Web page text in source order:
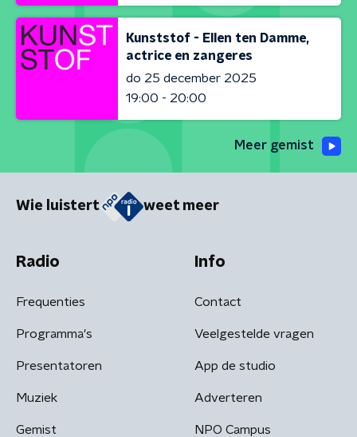
Kunststof - Ellen ten Damme,
actrice en zangeres
do 25 december 2025
19:00 - 20:00
Meer gemist
Wie luistert weet meer
Radio
Frequenties
Programma's
Presentatoren
Muziek
Gemist
Info
Contact
Veelgestelde vragen
App de studio
Adverteren
NPO Campus